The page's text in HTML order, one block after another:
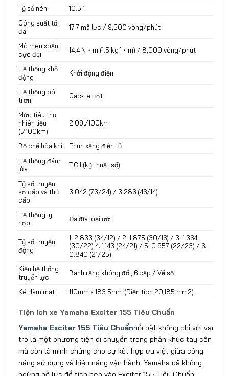
Tỷ số nén
10.5:1
Công suất tối
đa
17.7 mã lực / 9,500 vòng/phút
Mô men xoắn
cực đại
14.4 N・m (1.5 kgf・m) / 8,000 vòng/phút
Hệ thống khởi
động
Khởi động điện
Hệ thống bôi
trơn
Các-te ướt
Mức tiêu thụ
nhiên liệu
(l/100km)
2.09l/100km
Bộ chế hòa khí
Phun xăng điện tử
Hệ thống đánh
lửa
T.C.I (kỹ thuật số)
Tỷ số truyền
sơ cấp và thứ
cấp
3.042 (73/24) / 3.286 (46/14)
Hệ thống ly
hợp
Đa đĩa loại ướt
Tỷ số truyền
động
1: 2.833 (34/12) / 2: 1.875 (30/16) / 3: 1.364
(30/22) 4: 1.143 (24/21) / 5: 0.957 (22/23) / 6:
0.840 (21/25)
Kiểu hệ thống
truyền lực
Bánh răng không đổi, 6 cấp / Về số
Két làm mát 110mm x 183.5mm (Diện tích 20,185 mm2)
Tiện ích xe Yamaha Exciter 155 Tiêu Chuẩn
Yamaha Exciter 155 Tiêu Chuẩnnổi bật không chỉ với vai
trò là một phương tiện di chuyển trong phân khúc tay côn
mà còn là minh chứng cho sự kết hợp ưu việt giữa công
năng sử dụng và hiệu năng vận hành. Yamaha đã không